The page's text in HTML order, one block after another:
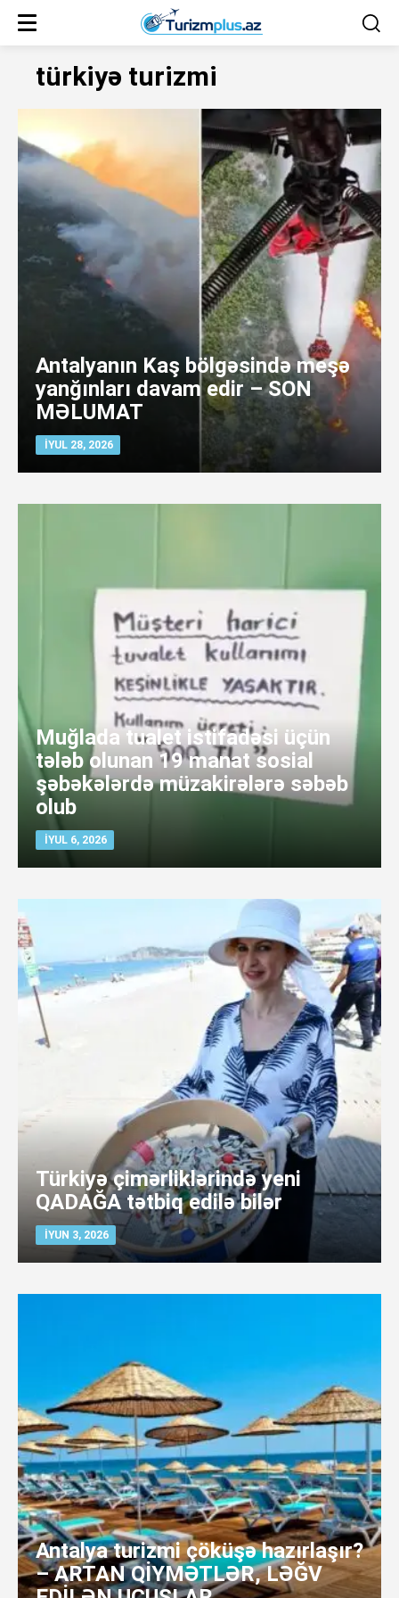
türkiyə turizmi
Antalyanın Kaş bölgəsində meşə
yanğınları davam edir – SON
MƏLUMAT
İYUL 28, 2026
Muğlada tualet istifadəsi üçün
tələb olunan 19 manat sosial
şəbəkələrdə müzakirələrə səbəb
olub
İYUL 6, 2026
Türkiyə çimərliklərində yeni
QADAĞA tətbiq edilə bilər
İYUN 3, 2026
Antalya turizmi çöküşə hazırlaşır?
– ARTAN QİYMƏTLƏR, LƏĞV